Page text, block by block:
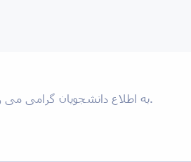
به اطلاع دانشجویان گرامی می رساند: تعداد جلسات غیبت مجاز در کلاس درس در نیمسال 991 پنج جلسه می باشد.